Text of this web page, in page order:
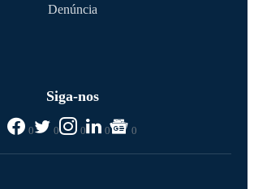
Denúncia
Siga-nos
0 0 0 0 0